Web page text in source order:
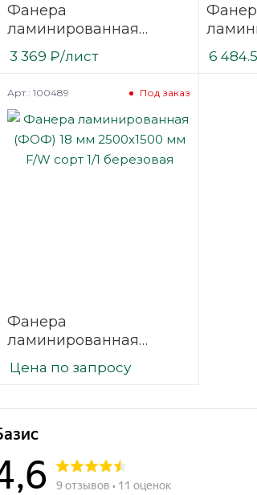
Фанера
ламинированная
(ФОФ) 18 мм 2440х1220
мм F/F сорт 1/1
3 369 ₽/лист
(ФОФ)
мм F/
6
Фанера
ламинированная
(ФОФ) 18 мм 2500х1500
мм F/W сорт 1/1
Под заказ
Арт.: 100489
Цена по запросу